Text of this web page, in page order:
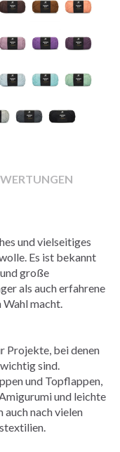
und vielseitiges
Es ist bekannt
große
als auch erfahrene
macht.
Projekte, bei denen
sind.
und Topflappen,
und leichte
auch nach vielen